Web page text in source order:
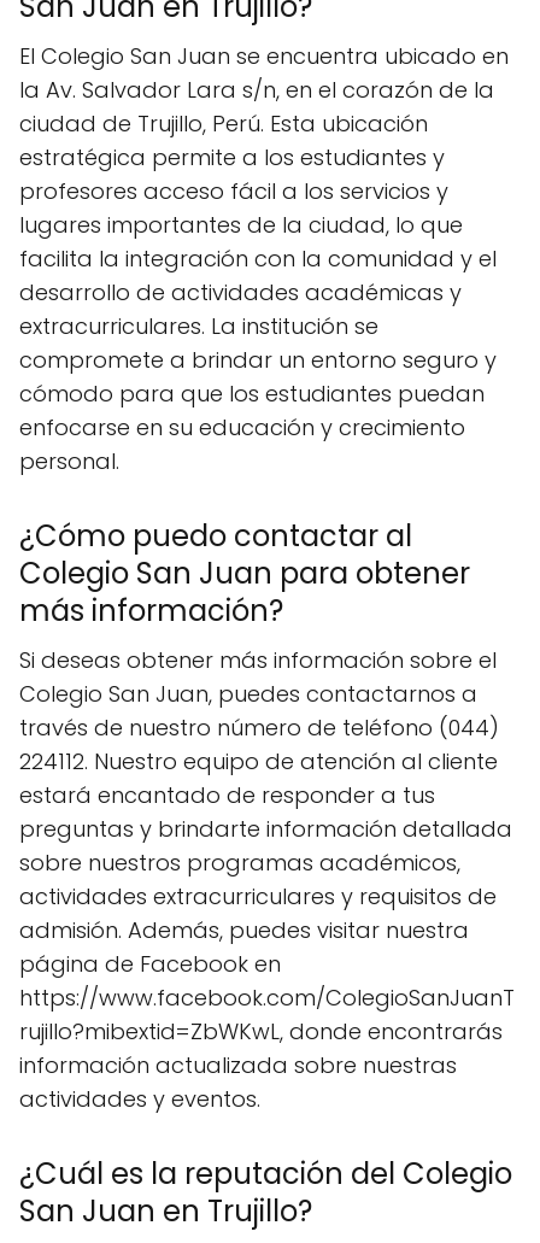
El Colegio San Juan se encuentra ubicado en
la Av. Salvador Lara s/n, en el corazón de la
ciudad de Trujillo, Perú. Esta ubicación
estratégica permite a los estudiantes y
profesores acceso fácil a los servicios y
lugares importantes de la ciudad, lo que
facilita la integración con la comunidad y el
desarrollo de actividades académicas y
extracurriculares. La institución se
compromete a brindar un entorno seguro y
cómodo para que los estudiantes puedan
enfocarse en su educación y crecimiento
personal.
¿Cómo puedo contactar al
Colegio San Juan para obtener
más información?
Si deseas obtener más información sobre el
Colegio San Juan, puedes contactarnos a
través de nuestro número de teléfono (044)
224112. Nuestro equipo de atención al cliente
estará encantado de responder a tus
preguntas y brindarte información detallada
sobre nuestros programas académicos,
actividades extracurriculares y requisitos de
admisión. Además, puedes visitar nuestra
página de Facebook en
https://www.facebook.com/ColegioSanJuanT
rujillo?mibextid=ZbWKwL, donde encontrarás
información actualizada sobre nuestras
actividades y eventos.
¿Cuál es la reputación del Colegio
San Juan en Trujillo?